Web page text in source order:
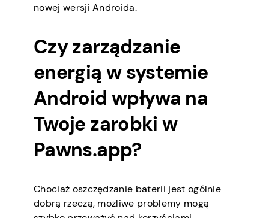
nowej wersji Androida.
Czy zarządzanie
energią w systemie
Android wpływa na
Twoje zarobki w
Pawns.app?
Chociaż oszczędzanie baterii jest ogólnie
dobrą rzeczą, możliwe problemy mogą